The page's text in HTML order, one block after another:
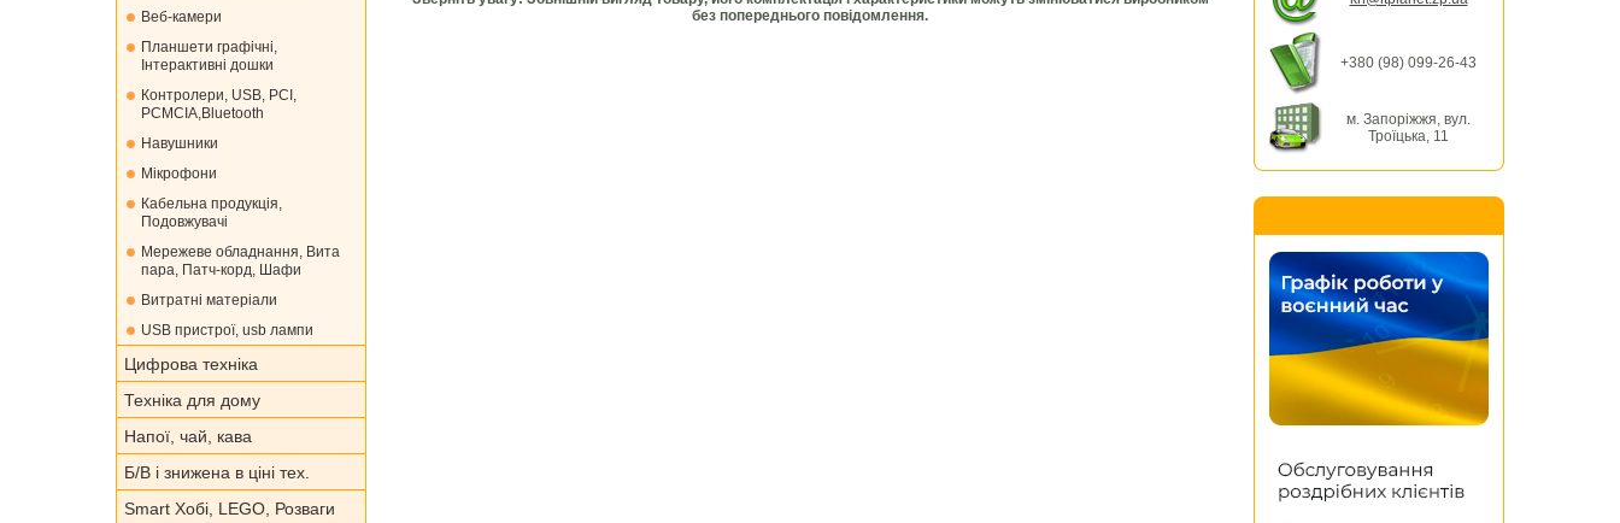
Веб-камери
Планшети графічні,
Інтерактивні дошки
Контролери, USB, PCI,
PCMCIA,Bluetooth
Навушники
Мікрофони
Кабельна продукція,
Подовжувачі
Мережеве обладнання, Вита
пара, Патч-корд, Шафи
Витратні матеріали
USB пристрої, usb лампи
Цифрова техніка
Техніка для дому
Напої, чай, кава
Б/В і знижена в ціні тех.
Smart Хобі, LEGO, Розваги
без попереднього повідомлення.
+380 (98) 099-26-43
м. Запоріжжя, вул.
Троїцька, 11